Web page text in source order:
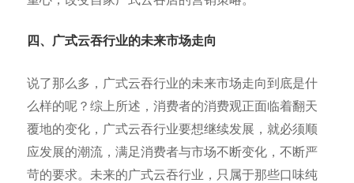
四、广式云吞行业的未来市场走向
说了那么多，广式云吞行业的未来市场走向到底是什
么样的呢？综上所述，消费者的消费观正面临着翻天
覆地的变化，广式云吞行业要想继续发展，就必须顺
应发展的潮流，满足消费者与市场不断变化，不断严
苛的要求。未来的广式云吞行业，只属于那些口味纯